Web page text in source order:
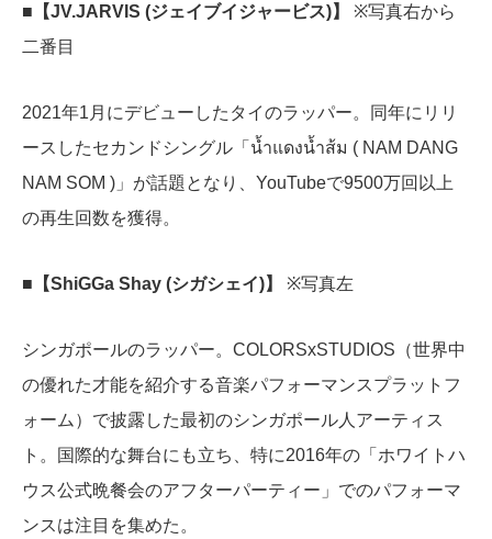
■【JV.JARVIS (ジェイブイジャービス)】
※写真右から
二番目
2021年1月にデビューしたタイのラッパー。同年にリリ
ースしたセカンドシングル「น้ำแดงน้ำส้ม ( NAM DANG
NAM SOM )」が話題となり、YouTubeで9500万回以上
の再生回数を獲得。
■【ShiGGa Shay (シガシェイ)】 ※写真左
シンガポールのラッパー。COLORSxSTUDIOS（世界中
の優れた才能を紹介する音楽パフォーマンスプラットフ
ォーム）で披露した最初のシンガポール人アーティス
ト。国際的な舞台にも立ち、特に2016年の「ホワイトハ
ウス公式晩餐会のアフターパーティー」でのパフォーマ
ンスは注目を集めた。